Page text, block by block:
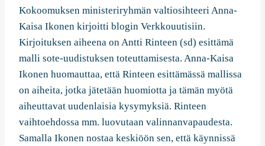
Kokoomuksen ministeriryhmän valtiosihteeri Anna-
Kaisa Ikonen kirjoitti blogin Verkkouutisiin.
Kirjoituksen aiheena on Antti Rinteen (sd) esittämä
malli sote-uudistuksen toteuttamisesta. Anna-Kaisa
Ikonen huomauttaa, että Rinteen esittämässä mallissa
on aiheita, jotka jätetään huomiotta ja tämän myötä
aiheuttavat uudenlaisia kysymyksiä. Rinteen
vaihtoehdossa mm. luovutaan valinnanvapaudesta.
Samalla Ikonen nostaa keskiöön sen, että käynnissä